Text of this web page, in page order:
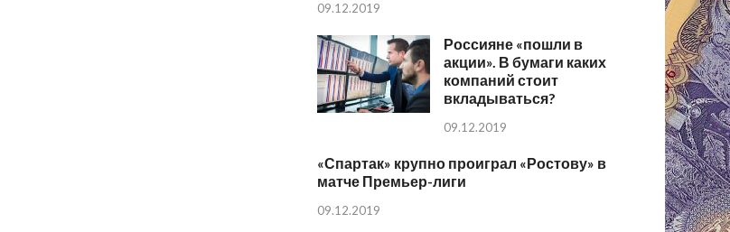
09.12.2019
Россияне «пошли в
акции». В бумаги каких
компаний стоит
вкладываться?
09.12.2019
«Спартак» крупно проиграл «Ростову» в
матче Премьер-лиги
09.12.2019